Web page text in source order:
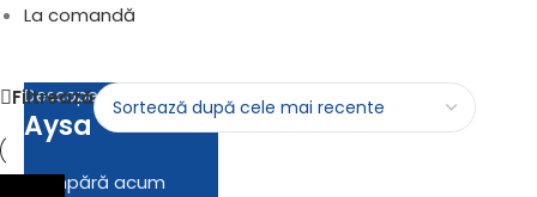
La comandă
Descopera noua gamă
Aysa
Cumpără acum
Filtrează